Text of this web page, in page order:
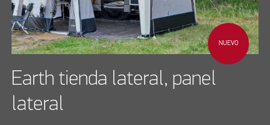
NUEVO
Earth tienda lateral, panel
lateral